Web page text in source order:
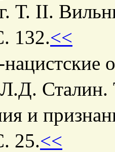
Т. II.
132.<<
Сталин.
и
25.<<